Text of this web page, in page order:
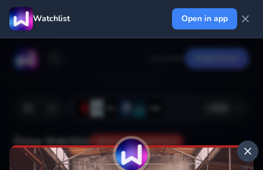
Watchlist Open in app
Deine Watchlist Noch nicht gespeichert